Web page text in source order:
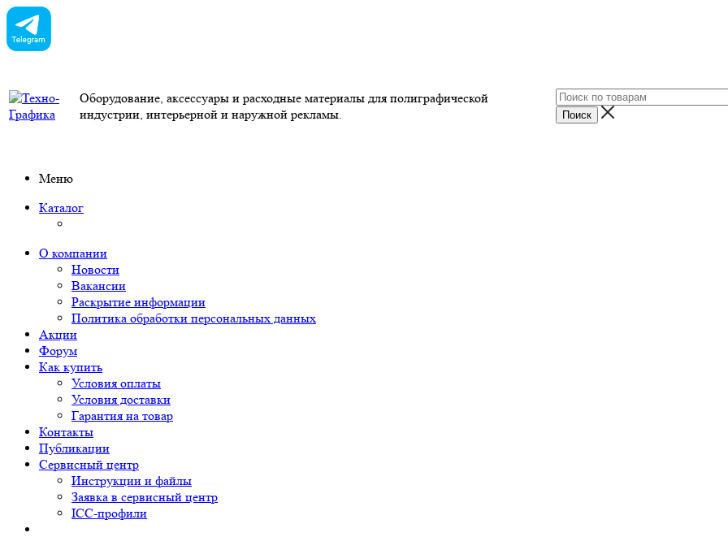
Оборудование, аксессуары и расходные материалы для полиграфической
индустрии, интерьерной и наружной рекламы.
Меню
Каталог
О компании
Новости
Вакансии
Раскрытие информации
Политика обработки персональных данных
Акции
Форум
Как купить
Условия оплаты
Условия доставки
Гарантия на товар
Контакты
Публикации
Сервисный центр
Инструкции и файлы
Заявка в сервисный центр
ICC-профили